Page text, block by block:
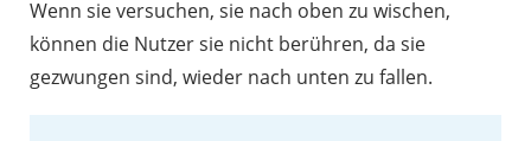
Wenn sie versuchen, sie nach oben zu wischen,
können die Nutzer sie nicht berühren, da sie
gezwungen sind, wieder nach unten zu fallen.